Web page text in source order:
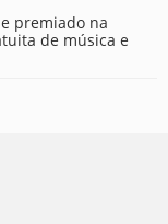
premiado na
de música e